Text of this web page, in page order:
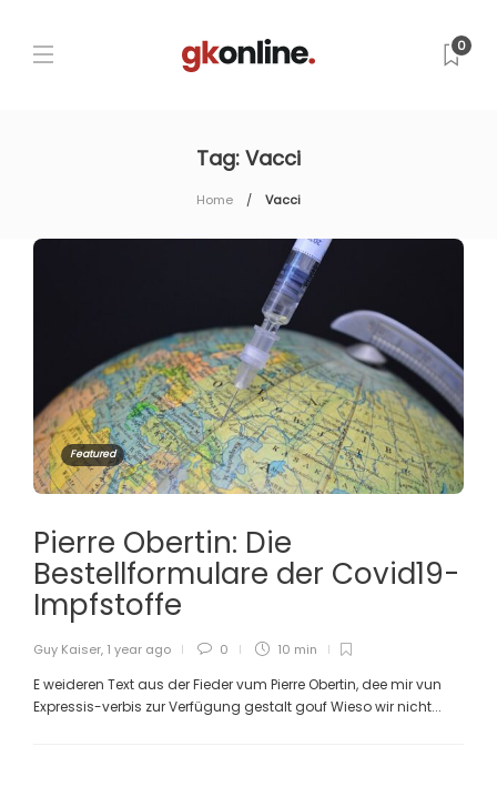
0
Tag: Vacci
Home Vacci
Featured
Pierre Obertin: Die
Bestellformulare der Covid19-
Impfstoffe
Guy Kaiser, 1 year ago 0 10 min
E weideren Text aus der Fieder vum Pierre Obertin, dee mir vun
Expressis-verbis zur Verfügung gestalt gouf Wieso wir nicht...